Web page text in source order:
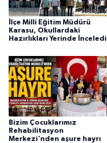
İlçe Milli Eğitim Müdürü
Karasu, Okullardaki
Hazırlıkları Yerinde İnceledi
Bizim Çocuklarımız
Rehabilitasyon
Merkezi'nden aşure hayrı